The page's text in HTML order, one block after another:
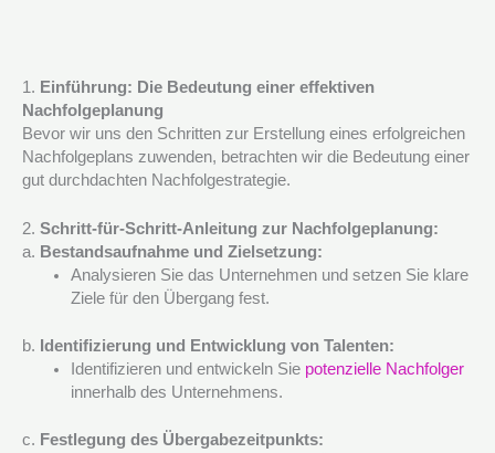
1. Einführung: Die Bedeutung einer effektiven
Nachfolgeplanung
Bevor wir uns den Schritten zur Erstellung eines erfolgreichen
Nachfolgeplans zuwenden, betrachten wir die Bedeutung einer
gut durchdachten Nachfolgestrategie.
2. Schritt-für-Schritt-Anleitung zur Nachfolgeplanung:
a. Bestandsaufnahme und Zielsetzung:
Analysieren Sie das Unternehmen und setzen Sie klare
Ziele für den Übergang fest.
b. Identifizierung und Entwicklung von Talenten:
Identifizieren und entwickeln Sie potenzielle Nachfolger
innerhalb des Unternehmens.
c. Festlegung des Übergabezeitpunkts: